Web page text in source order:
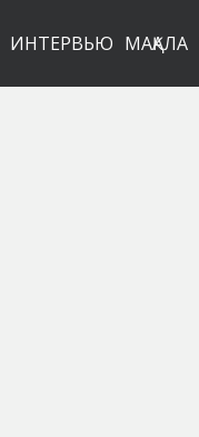
ИНТЕРВЬЮ МАҚАЛА